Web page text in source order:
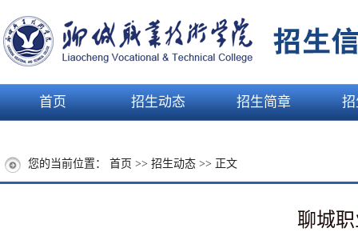
首页 招生动态 招生简章
您的当前位置： 首页 >> 招生动态 >> 正文
聊城